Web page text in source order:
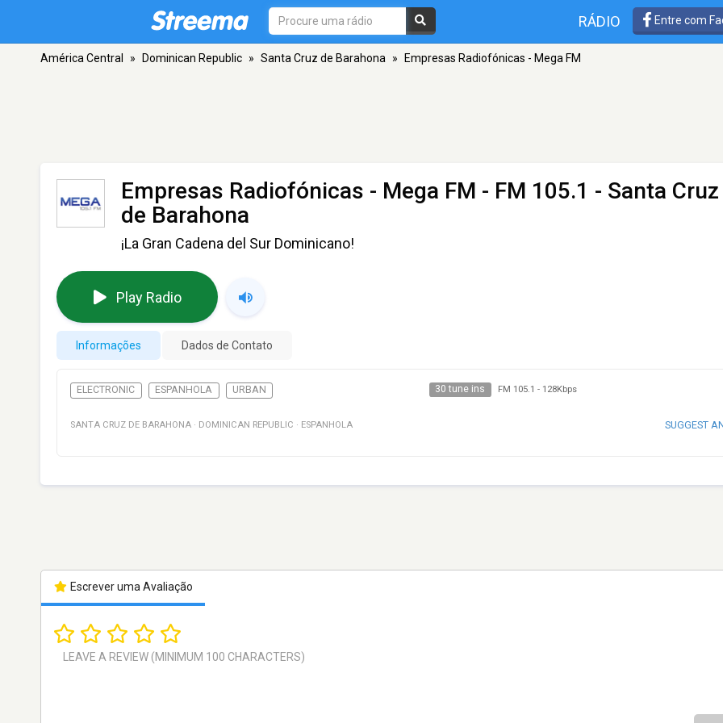
RÁDIO Entre com
América Central » Dominican Republic » Santa Cruz de Barahona » Empresas Radiofónicas - Mega FM
Empresas Radiofónicas - Mega FM - FM 105.1 - Santa Cruz
de Barahona
¡La Gran Cadena del Sur Dominicano!
Play Radio
Informações Dados de Contato
ELECTRONIC ESPANHOLA URBAN 30 tune ins FM 105.1 - 128Kbps
SANTA CRUZ DE BARAHONA · DOMINICAN REPUBLIC · ESPANHOLA SUGGEST
Escrever uma Avaliação